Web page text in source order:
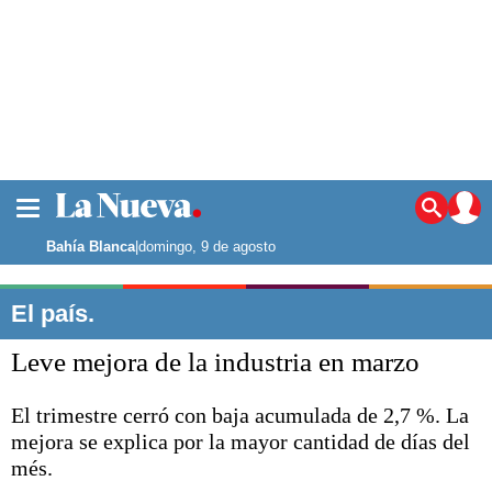
Noticias
La ciudad
Punta Alta
El mundo
Opinión
Deportes
Escenario Olímpico
Bahía Blanca|domingo, 9 de agosto
El país.
Leve mejora de la industria en marzo
El trimestre cerró con baja acumulada de 2,7 %. La
mejora se explica por la mayor cantidad de días del
més.